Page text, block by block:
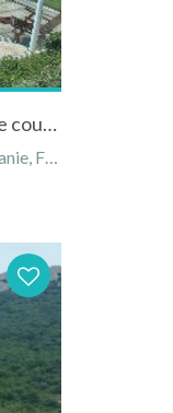
Gite les sittelles sud de France à Montferrer avec piscine privative couverte chauffée